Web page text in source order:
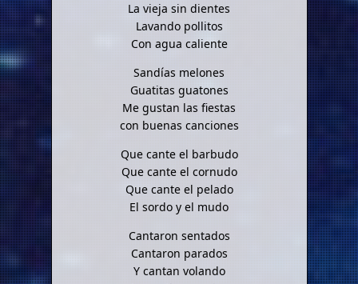
La vieja sin dientes
Lavando pollitos
Con agua caliente
Sandías melones
Guatitas guatones
Me gustan las fiestas
con buenas canciones
Que cante el barbudo
Que cante el cornudo
Que cante el pelado
El sordo y el mudo
Cantaron sentados
Cantaron parados
Y cantan volando